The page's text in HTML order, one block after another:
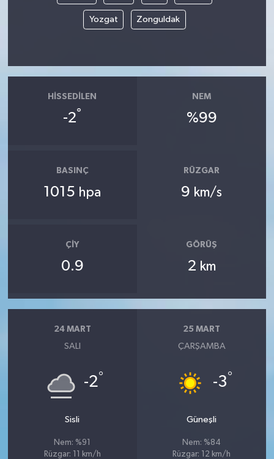
Yozgat Zonguldak
HISSEDILEN
-2°
NEM
%99
BASINÇ
1015 hpa
RÜZGAR
9 km/s
ÇIY
0.9
GÖRÜŞ
2 km
24 MART
SALI
-2°
Sisli
Nem: %91
Rüzgar: 11 km/h
25 MART
ÇARŞAMBA
-3°
Güneşli
Nem: %84
Rüzgar: 12 km/h